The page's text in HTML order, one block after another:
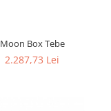
Moon Box Tebe
2.287,73 Lei